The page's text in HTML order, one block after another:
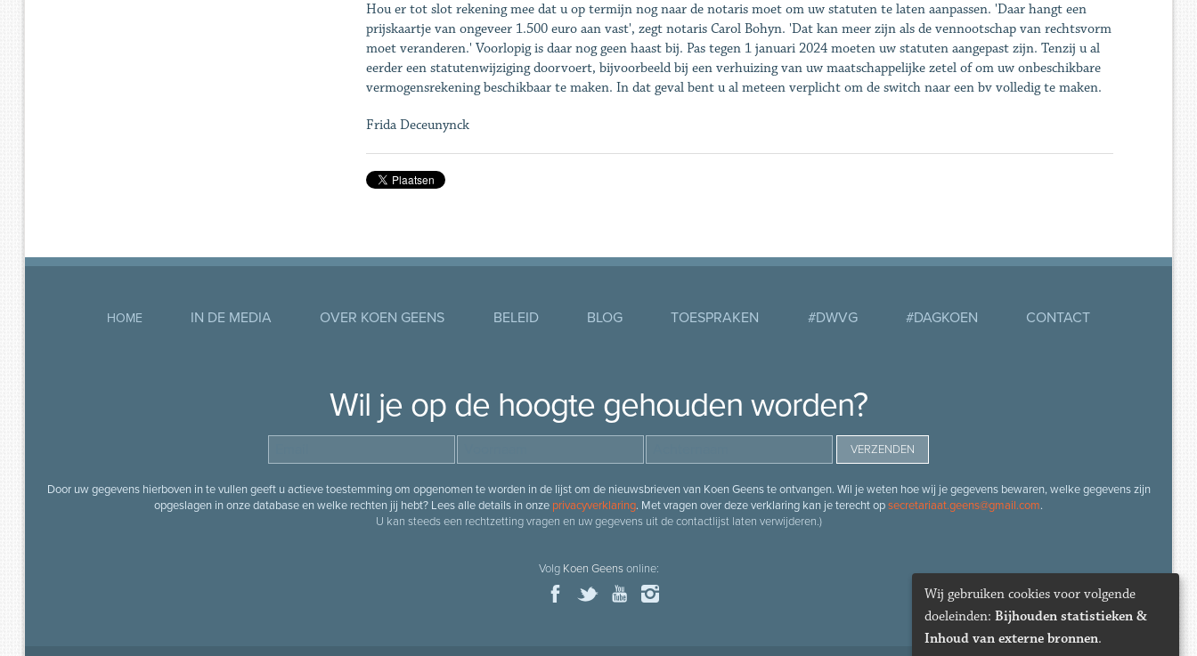
Hou er tot slot rekening mee dat u op termijn nog naar de notaris moet om uw statuten te laten aanpassen. 'Daar hangt een
prijskaartje van ongeveer 1.500 euro aan vast', zegt notaris Carol ­Bohyn. 'Dat kan meer zijn als de vennootschap van rechtsvorm
moet veranderen.' Voorlopig is daar nog geen haast bij. Pas tegen 1 januari 2024 moeten uw statuten aangepast zijn. Tenzij u al
eerder een statutenwijziging doorvoert, bijvoorbeeld bij een verhuizing van uw maatschappelijke zetel of om uw onbeschikbare
vermogensrekening beschikbaar te maken. In dat geval bent u al meteen ­verplicht om de switch naar een bv volledig te maken.
Frida Deceunynck
HOME IN DE MEDIA OVER KOEN GEENS BELEID BLOG TOESPRAKEN #DWVG #DAGKOEN CONTACT
Wil je op de hoogte gehouden worden?
Door uw gegevens hierboven in te vullen geeft u actieve toestemming om opgenomen te worden in de lijst om de nieuwsbrieven van Koen Geens te ontvangen. Wil je weten hoe wij je gegevens bewaren, welke gegevens zijn
opgeslagen in onze database en welke rechten jij hebt? Lees alle details in onze privacyverklaring. Met vragen over deze verklaring kan je terecht opsecretariaat.geens@gmail.com.
U kan steeds een rechtzetting vragen en uw gegevens uit de contactlijst laten verwijderen.)
Volg Koen Geensonline:
Wij gebruiken cookies voor volgende
doeleinden: Bijhouden statistieken &
Inhoud van externe bronnen.